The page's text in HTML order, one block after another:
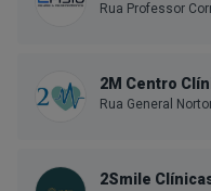
Rua Professor
2M Centro
Rua General
2Smile